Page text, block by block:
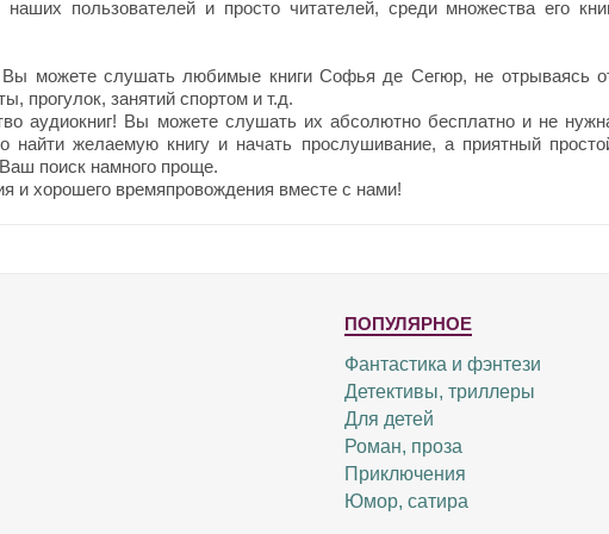
пользователей и просто читателей, среди множества его
Вы можете слушать любимые книги Софья де Сегюр, не отрываясь
прогулок, занятий спортом и т.д.
аудиокниг! Вы можете слушать их абсолютно бесплатно и не
найти желаемую книгу и начать прослушивание, а приятный
поиск намного проще.
и хорошего времяпровождения вместе с нами!
ПОПУЛЯРНОЕ
Фантастика и фэнтези
Детективы, триллеры
Для детей
Роман, проза
Приключения
Юмор, сатира